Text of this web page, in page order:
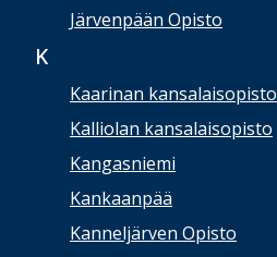
Järvenpään Opisto
K
Kaarinan kansalaisopisto
Kalliolan kansalaisopisto
Kangasniemi
Kankaanpää
Kanneljärven Opisto